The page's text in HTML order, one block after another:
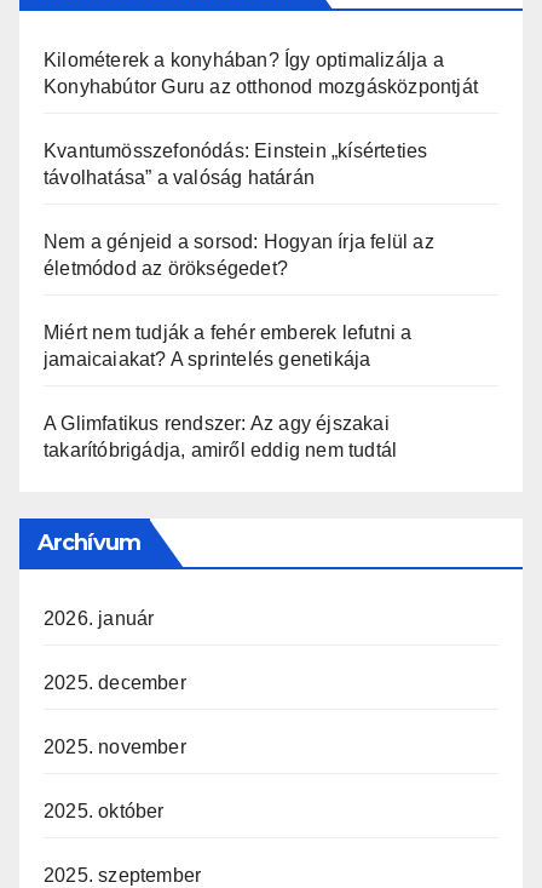
Kilométerek a konyhában? Így optimalizálja a
Konyhabútor Guru az otthonod mozgásközpontját
Kvantumösszefonódás: Einstein „kísérteties
távolhatása” a valóság határán
Nem a génjeid a sorsod: Hogyan írja felül az
életmódod az örökségedet?
Miért nem tudják a fehér emberek lefutni a
jamaicaiakat? A sprintelés genetikája
A Glimfatikus rendszer: Az agy éjszakai
takarítóbrigádja, amiről eddig nem tudtál
Archívum
2026. január
2025. december
2025. november
2025. október
2025. szeptember